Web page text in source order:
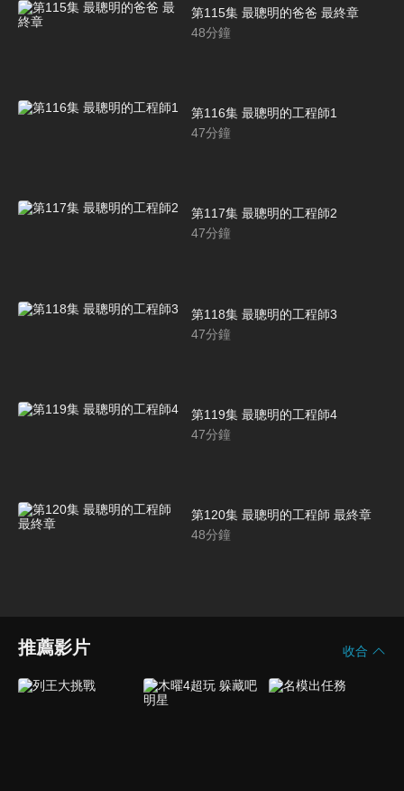
第115集 最聰明的爸爸 最終章
48分鐘
第116集 最聰明的工程師1
47分鐘
第117集 最聰明的工程師2
47分鐘
第118集 最聰明的工程師3
47分鐘
第119集 最聰明的工程師4
47分鐘
第120集 最聰明的工程師 最終章
48分鐘
推薦影片 收合